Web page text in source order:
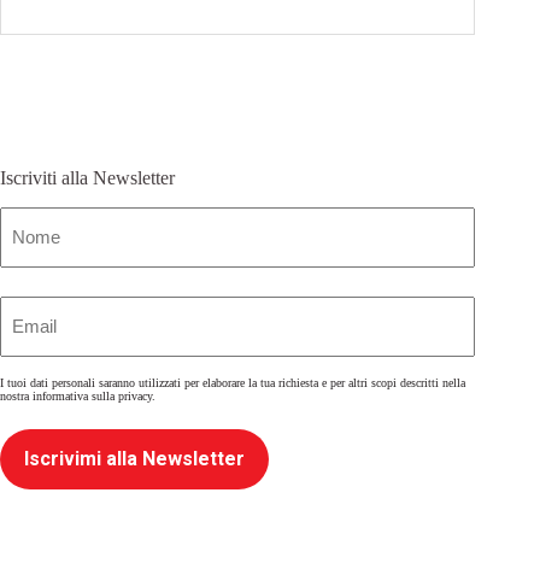
Iscriviti alla Newsletter
I tuoi dati personali saranno utilizzati per elaborare la tua richiesta e per altri scopi descritti nella
nostra informativa sulla privacy.
Iscrivimi alla Newsletter